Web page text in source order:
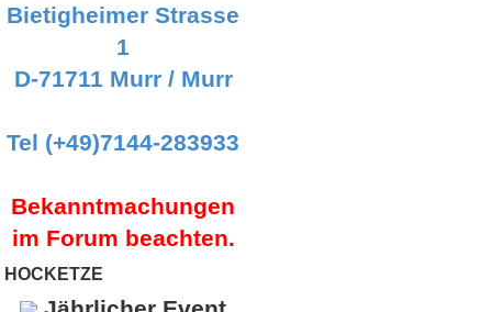
Bietigheimer Strasse
1
D-71711 Murr / Murr
Tel (+49)7144-283933
Bekanntmachungen
im Forum beachten.
HOCKETZE